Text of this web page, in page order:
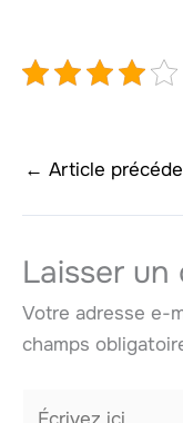
← Article
Laisser un
Votre adresse e-
champs
Écrivez